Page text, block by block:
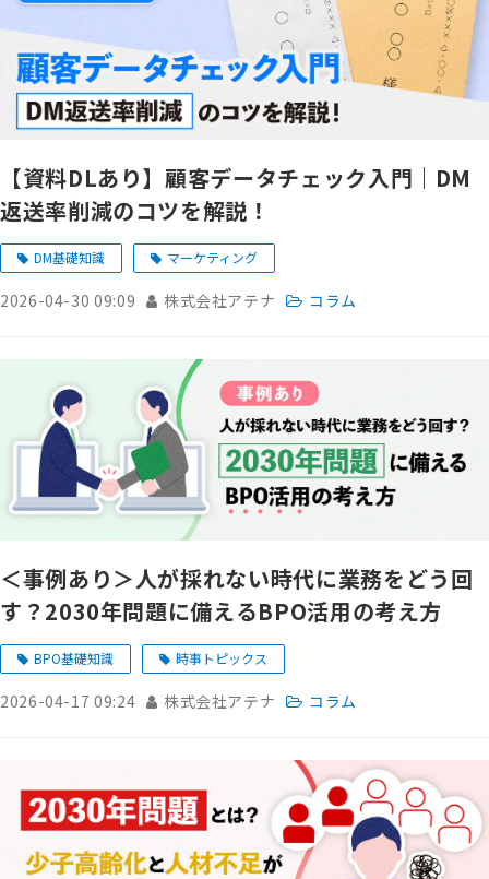
【資料DLあり】顧客データチェック入門｜DM
返送率削減のコツを解説！
DM基礎知識 マーケティング
2026-04-30 09:09 株式会社アテナ コラム
＜事例あり＞人が採れない時代に業務をどう回
す？2030年問題に備えるBPO活用の考え方
BPO基礎知識 時事トピックス
2026-04-17 09:24 株式会社アテナ コラム